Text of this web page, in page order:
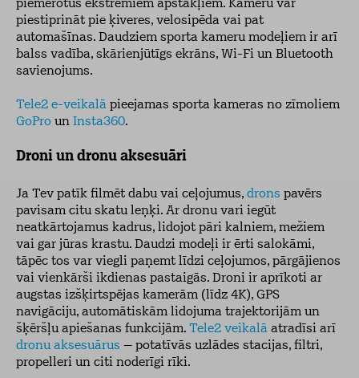
piemērotus ekstrēmiem apstākļiem. Kameru var
piestiprināt pie ķiveres, velosipēda vai pat
automašīnas. Daudziem sporta kameru modeļiem ir arī
balss vadība, skārienjūtīgs ekrāns, Wi-Fi un Bluetooth
savienojums.
Tele2 e-veikalā pieejamas sporta kameras no zīmoliem
GoPro un Insta360.
Droni un dronu aksesuāri
Ja Tev patīk filmēt dabu vai ceļojumus, drons pavērs
pavisam citu skatu leņķi. Ar dronu vari iegūt
neatkārtojamus kadrus, lidojot pāri kalniem, mežiem
vai gar jūras krastu. Daudzi modeļi ir ērti salokāmi,
tāpēc tos var viegli paņemt līdzi ceļojumos, pārgājienos
vai vienkārši ikdienas pastaigās. Droni ir aprīkoti ar
augstas izšķirtspējas kamerām (līdz 4K), GPS
navigāciju, automātiskām lidojuma trajektorijām un
šķēršļu apiešanas funkcijām. Tele2 veikalā atradīsi arī
dronu aksesuārus – potatīvās uzlādes stacijas, filtri,
propelleri un citi noderīgi rīki.